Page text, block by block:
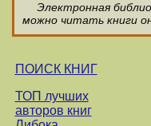
Электронная
можно читать книги
ПОИСК КНИГ
ТОП лучших
авторов книг